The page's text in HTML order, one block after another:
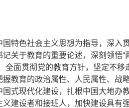
国特色社会主义思想为指导，深入
关于教育的重要论述，深刻领悟“
全面贯彻党的教育方针，坚定不
教育的政治属性、人民属性、战
国式现代化建设，扎根中国大地办
建设者和接班人，加快建设具有